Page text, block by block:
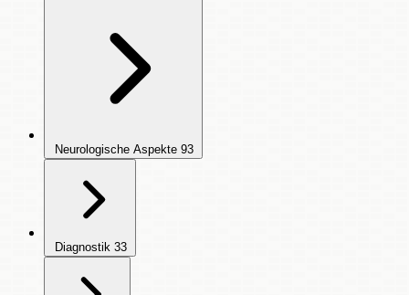
Neurologische Aspekte 93
Diagnostik 33